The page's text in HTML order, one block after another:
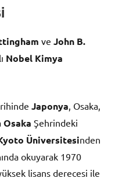
ve John B.
Nobel Kimya
Japonya , Osaka,
Osaka Şehrindeki
Üniversitesinden
okuyarak 1970
lisans derecesi ile